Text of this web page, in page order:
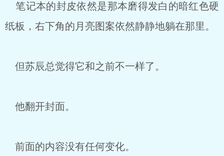
笔记本的封皮依然是那本磨得发白的暗红色硬
纸板，右下角的月亮图案依然静静地躺在那里。
但苏辰总觉得它和之前不一样了。
他翻开封面。
前面的内容没有任何变化。